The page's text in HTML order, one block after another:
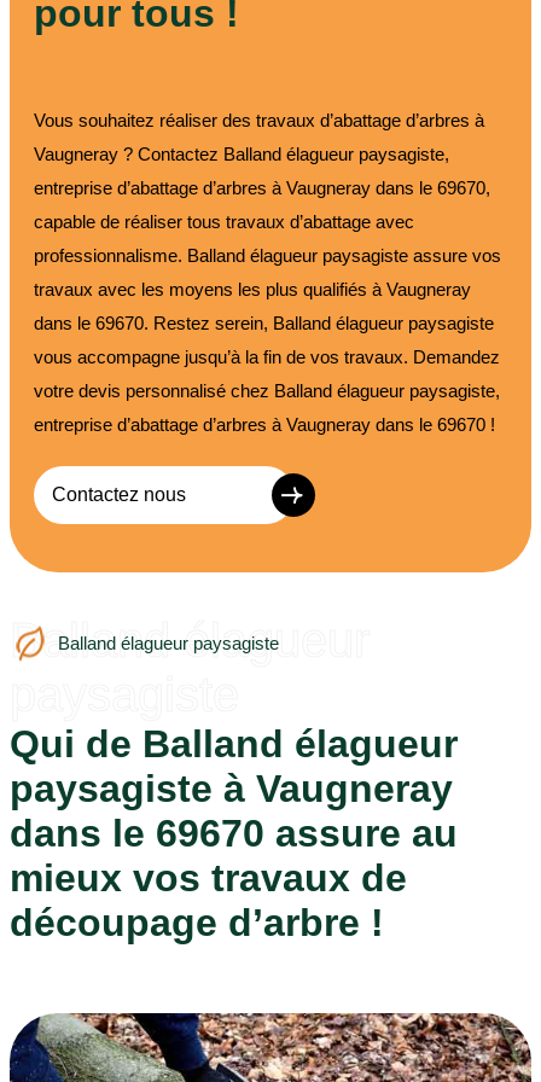
pour tous !
Vous souhaitez réaliser des travaux d’abattage d’arbres à
Vaugneray ? Contactez Balland élagueur paysagiste,
entreprise d’abattage d’arbres à Vaugneray dans le 69670,
capable de réaliser tous travaux d’abattage avec
professionnalisme. Balland élagueur paysagiste assure vos
travaux avec les moyens les plus qualifiés à Vaugneray
dans le 69670. Restez serein, Balland élagueur paysagiste
vous accompagne jusqu’à la fin de vos travaux. Demandez
votre devis personnalisé chez Balland élagueur paysagiste,
entreprise d’abattage d’arbres à Vaugneray dans le 69670 !
Contactez nous
Balland élagueur paysagiste
Balland élagueur
Qui de Balland élagueur
paysagiste à Vaugneray
dans le 69670 assure au
mieux vos travaux de
découpage d’arbre !